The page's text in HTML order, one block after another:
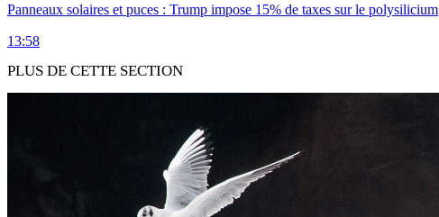
Panneaux solaires et puces : Trump impose 15% de taxes sur le polysilicium
13:58
PLUS DE CETTE SECTION